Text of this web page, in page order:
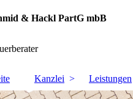
& Hackl PartG mbB
Kanzlei Leistungen